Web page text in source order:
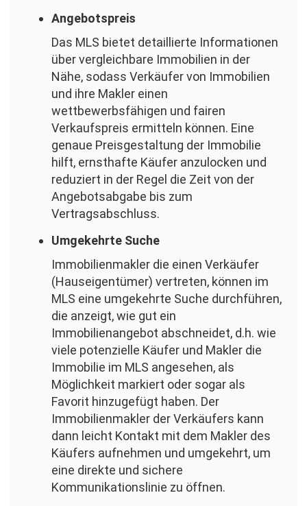
Angebotspreis
Das MLS bietet detaillierte Informationen
über vergleichbare Immobilien in der
Nähe, sodass Verkäufer von Immobilien
und ihre Makler einen
wettbewerbsfähigen und fairen
Verkaufspreis ermitteln können. Eine
genaue Preisgestaltung der Immobilie
hilft, ernsthafte Käufer anzulocken und
reduziert in der Regel die Zeit von der
Angebotsabgabe bis zum
Vertragsabschluss.
Umgekehrte Suche
Immobilienmakler die einen Verkäufer
(Hauseigentümer) vertreten, können im
MLS eine umgekehrte Suche durchführen,
die anzeigt, wie gut ein
Immobilienangebot abschneidet, d.h. wie
viele potenzielle Käufer und Makler die
Immobilie im MLS angesehen, als
Möglichkeit markiert oder sogar als
Favorit hinzugefügt haben. Der
Immobilienmakler der Verkäufers kann
dann leicht Kontakt mit dem Makler des
Käufers aufnehmen und umgekehrt, um
eine direkte und sichere
Kommunikationslinie zu öffnen.